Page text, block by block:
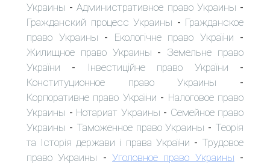
Украины -Административное право Украины -
Гражданский процесс Украины - Гражданское
право Украины - Екологічне право України -
Жилищное право Украины - Земельне право
України - Інвестиційне право України -
Конституционное право Украины -
Корпоративне право України - Налоговое право
Украины - Нотариат Украины - Семейное право
Украины - Таможенное право Украины - Теорія
та Історія держави і права України - Трудовое
право Украины -Уголовное право Украины -